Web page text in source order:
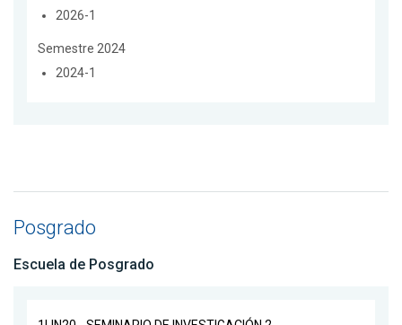
2026-1
Semestre 2024
2024-1
Posgrado
Escuela de Posgrado